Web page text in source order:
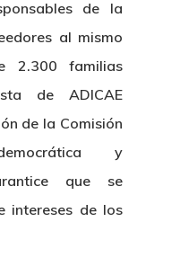
de la
al mismo
2.300 familias
de ADICAE
de la Comisión
y
que se
intereses de los
Inicio
Noticias
Sentencias
Revista